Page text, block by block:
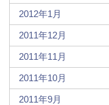
2012年1月
2011年12月
2011年11月
2011年10月
2011年9月